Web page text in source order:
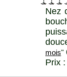
Nez
mois"
Prix